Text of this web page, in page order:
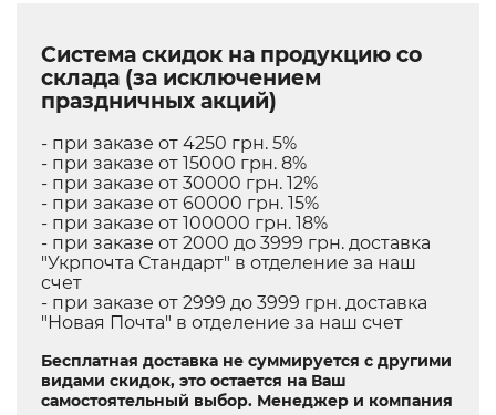
Система скидок на продукцию со
склада (за исключением
праздничных акций)
- при заказе от 4250 грн. 5%
- при заказе от 15000 грн. 8%
- при заказе от 30000 грн. 12%
- при заказе от 60000 грн. 15%
- при заказе от 100000 грн. 18%
- при заказе от 2000 до 3999 грн. доставка
"Укрпочта Стандарт" в отделение за наш
счет
- при заказе от 2999 до 3999 грн. доставка
"Новая Почта" в отделение за наш счет
Бесплатная доставка не суммируется с другими
видами скидок, это остается на Ваш
самостоятельный выбор. Менеджер и компания